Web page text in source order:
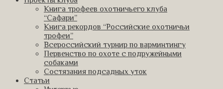
Книга трофеев охотничьего клуба
“Сафари”
Книга рекордов “Российские охотничьи
трофеи”
Всероссийский турнир по варминтингу
Первенство по охоте с подружейными
собаками
Состязания подсадных уток
Статьи